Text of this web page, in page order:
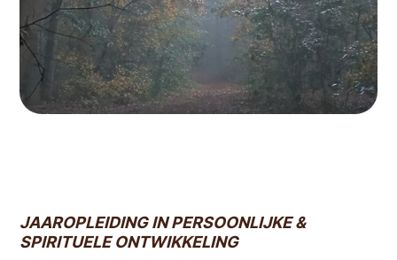
JAAROPLEIDING IN PERSOONLIJKE &
SPIRITUELE ONTWIKKELING